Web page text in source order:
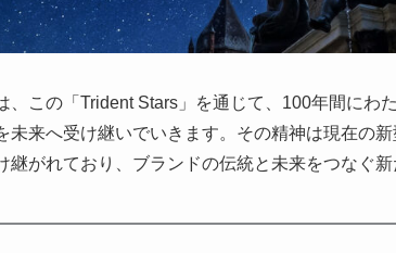
、この「Trident Stars」を通じて、100年間にわ
未来へ受け継いでいきます。その精神は現在の
継がれており、ブランドの伝統と未来をつなぐ新